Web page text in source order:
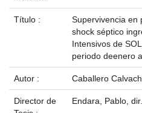
Título :
Supervivencia en
shock séptico
Intensivos de
periodo deenero
Autor : Caballero
Director de
Endara, Pablo, dir.